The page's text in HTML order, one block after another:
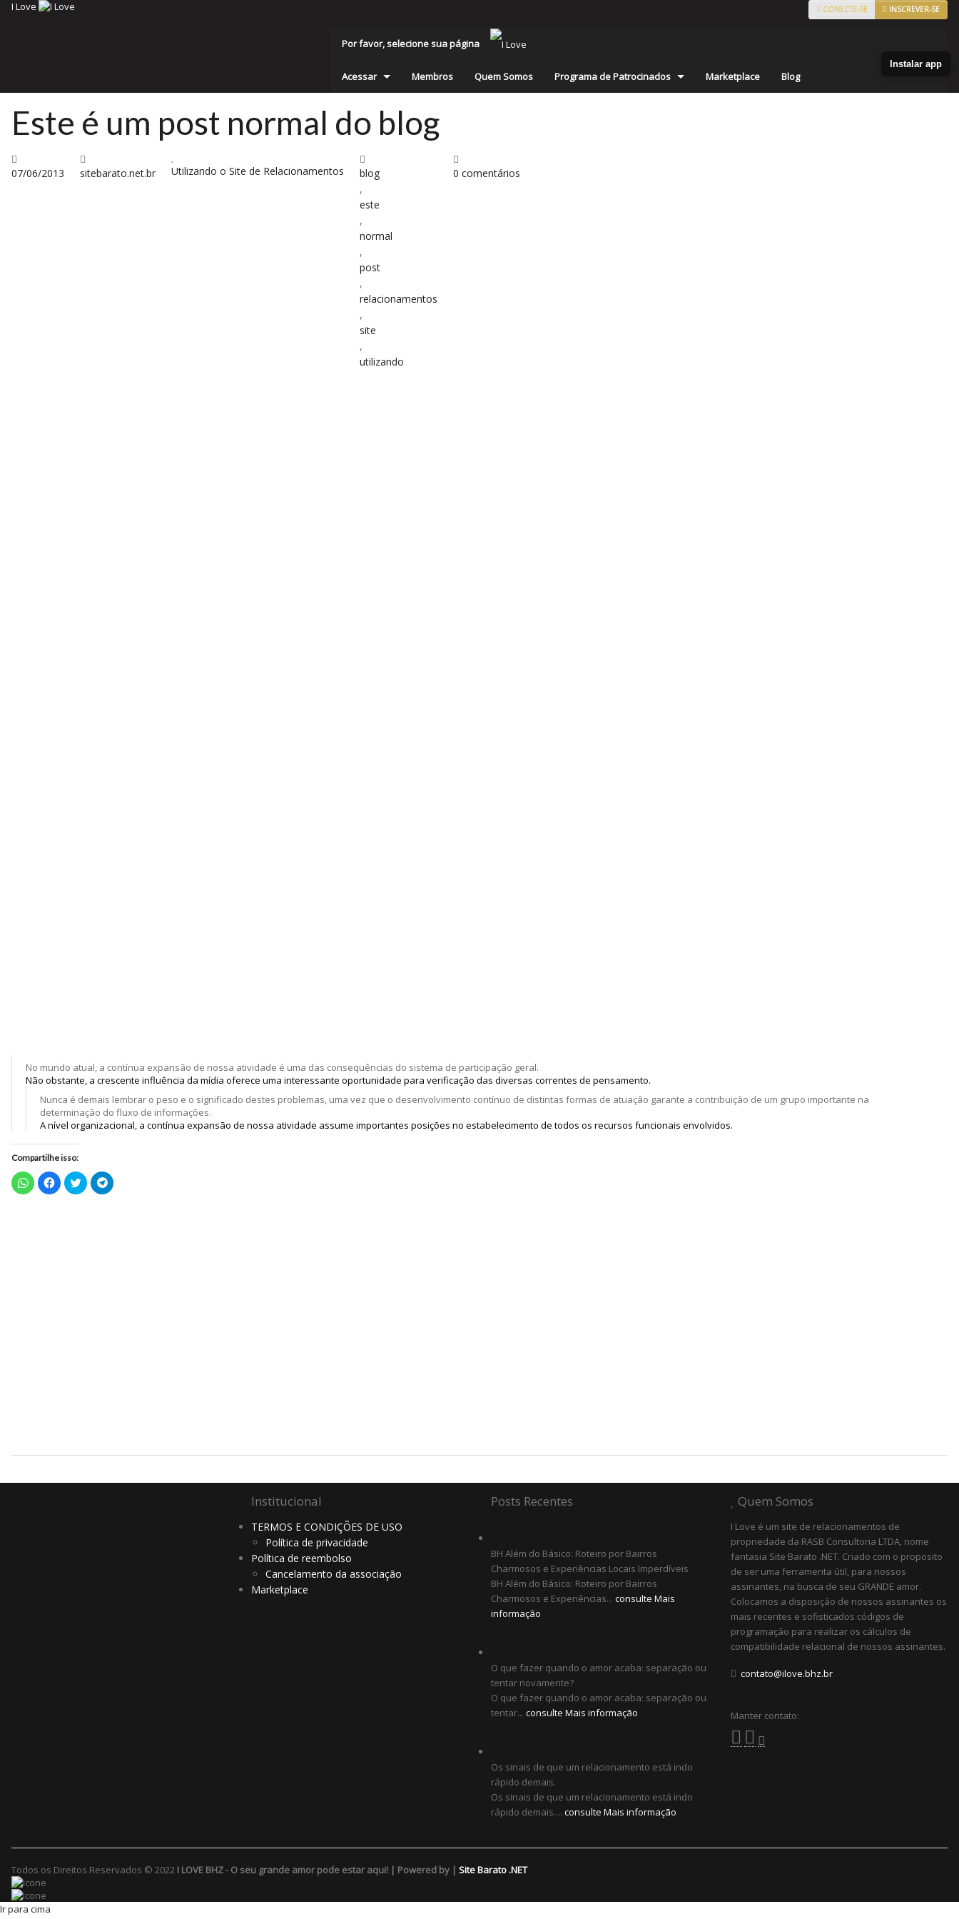
I Love CONECTE-SE INSCREVER-SE
Por favor, selecione sua página
Acessar Membros Quem Somos Programa de Patrocinados Marketplace Blog
Este é um post normal do blog
07/06/2013 sitebarato.net.br Utilizando o Site de Relacionamentos
blog
,
este
,
normal
,
post
,
relacionamentos
,
site
,
utilizando
0 comentários
No mundo atual, a contínua expansão de nossa atividade é uma das consequências do sistema de participação geral.
Não obstante, a crescente influência da mídia oferece uma interessante oportunidade para verificação das diversas correntes de pensamento.
Nunca é demais lembrar o peso e o significado destes problemas, uma vez que o desenvolvimento contínuo de distintas formas de atuação garante a contribuição de um grupo importante na
determinação do fluxo de informações.
A nível organizacional, a contínua expansão de nossa atividade assume importantes posições no estabelecimento de todos os recursos funcionais envolvidos.
Compartilhe isso:
Clique
para
compartilhar
Clique
para
compartilhar
Clique
para
compartilhar
Clique
para
Institucional
TERMOS E CONDIÇÕES DE USO
Política de privacidade
Política de reembolso
Cancelamento da associação
Marketplace
Posts Recentes
BH Além do Básico: Roteiro por Bairros
Charmosos e Experiências Locais Imperdíveis
BH Além do Básico: Roteiro por Bairros
Charmosos e Experiências... consulte Mais
informação
O que fazer quando o amor acaba: separação ou
tentar novamente?
O que fazer quando o amor acaba: separação ou
tentar... consulte Mais informação
Os sinais de que um relacionamento está indo
rápido demais.
Os sinais de que um relacionamento está indo
rápido demais.... consulte Mais informação
Quem Somos
I Love é um site de relacionamentos de
propriedade da RASB Consultoria LTDA, nome
fantasia Site Barato .NET. Criado com o proposito
de ser uma ferramenta útil, para nossos
assinantes, na busca de seu GRANDE amor.
Colocamos a disposição de nossos assinantes os
mais recentes e sofisticados códigos de
programação para realizar os cálculos de
compatibilidade relacional de nossos assinantes.
contato@ilove.bhz.br
Manter contato:
Todos os Direitos Reservados © 2022 I LOVE BHZ - O seu grande amor pode estar aqui! | Powered by | Site Barato .NET
Ir para cima
Instalar app